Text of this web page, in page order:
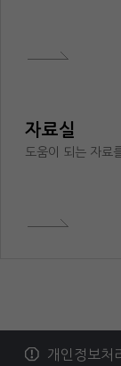
자료실
도움이 되는 자료
개인정보처